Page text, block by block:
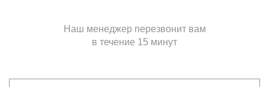
Наш менеджер перезвонит вам
в течение 15 минут